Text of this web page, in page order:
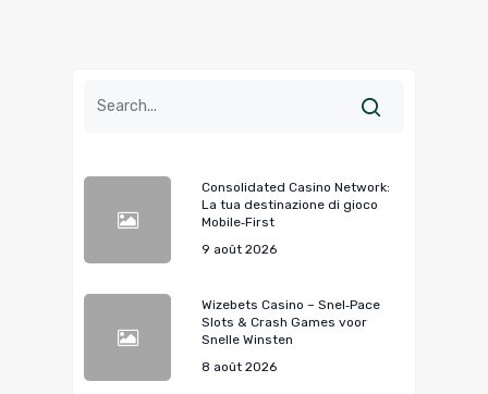
Consolidated Casino Network:
La tua destinazione di gioco
Mobile‑First
9 août 2026
Wizebets Casino – Snel‑Pace
Slots & Crash Games voor
Snelle Winsten
8 août 2026